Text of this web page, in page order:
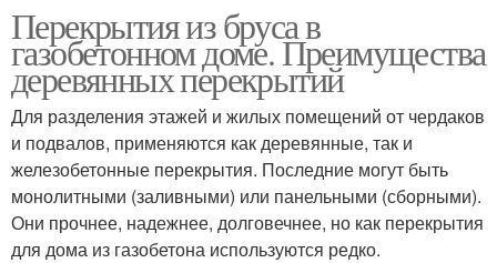
Перекрытия из бруса в
газобетонном доме. Преимущества
деревянных перекрытий
Для разделения этажей и жилых помещений от чердаков
и подвалов, применяются как деревянные, так и
железобетонные перекрытия. Последние могут быть
монолитными (заливными) или панельными (сборными).
Они прочнее, надежнее, долговечнее, но как перекрытия
для дома из газобетона используются редко.